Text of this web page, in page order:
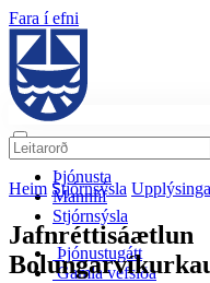
Fara í efni
Þjónusta
Mannlíf
Stjórnsýsla
Þjónustugátt
Gamla vefsíða
Heim Stjórnsýsla
Jafnréttisáætlun